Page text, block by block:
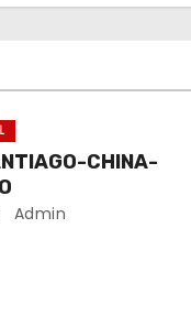
CHINA-
Admin